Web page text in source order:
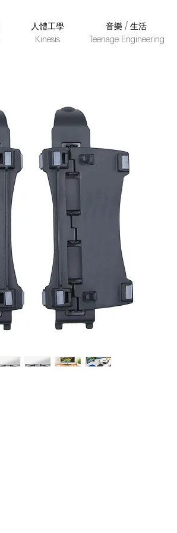
人體工學
Kinesis
音樂 / 生活
Teenage Engineering